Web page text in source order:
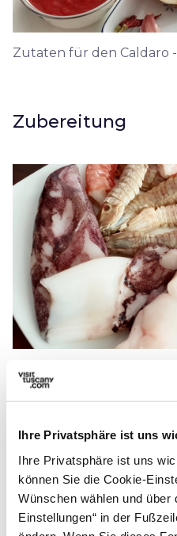
Ihre Privatsphäre ist uns
Ihre Privatsphäre ist uns
können Sie die Cookie-
Wünschen wählen und über
Einstellungen“ in der
Zutaten für den Caldaro
Zubereitung
Fische und Meerestiere
Cucinedalmondo5
1. In einen
Flammenteiler
wird, extra
es heiß ist,
Petersilie, die